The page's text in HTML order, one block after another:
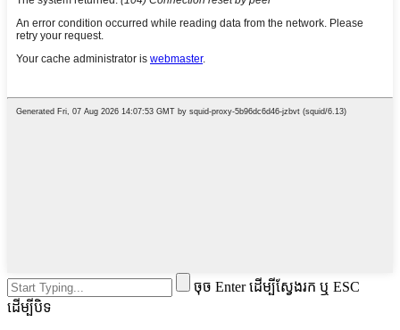
ចុច Enter ដើម្បីស្វែងរក ឬ ESC
ដើម្បីបិទ